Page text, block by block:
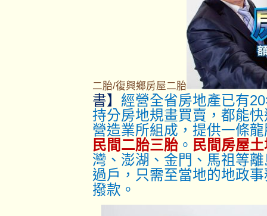
二胎/復興鄉房屋二胎
書】 經營全省房地產已有
持分房地規畫買賣，都能
營造業所組成，提供一條
民間二胎三胎 。 民間房屋
灣、澎湖、金門、馬祖等
過戶，只需至當地的地政
撥款。